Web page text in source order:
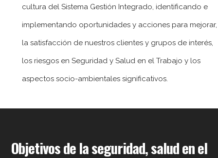
cultura del Sistema Gestión Integrado, identificando e
implementando oportunidades y acciones para mejorar,
la satisfacción de nuestros clientes y grupos de interés,
los riesgos en Seguridad y Salud en el Trabajo y los
aspectos socio-ambientales significativos.
Objetivos de la seguridad, salud en el